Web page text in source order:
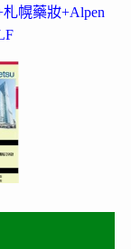
幌藥妝+Alpen